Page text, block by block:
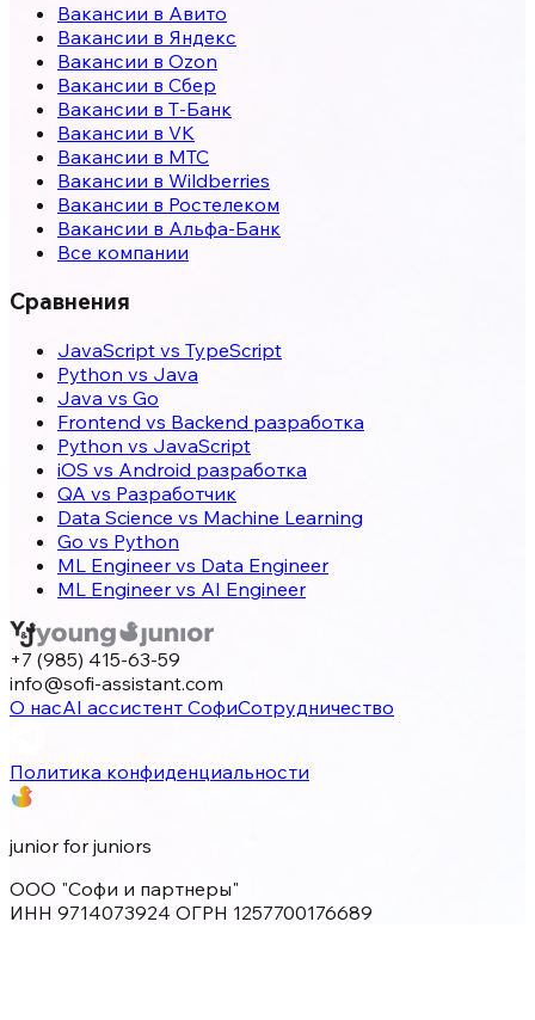
Вакансии в Авито
Вакансии в Яндекс
Вакансии в Ozon
Вакансии в Сбер
Вакансии в Т-Банк
Вакансии в VK
Вакансии в МТС
Вакансии в Wildberries
Вакансии в Ростелеком
Вакансии в Альфа-Банк
Все компании
Сравнения
JavaScript vs TypeScript
Python vs Java
Java vs Go
Frontend vs Backend разработка
Python vs JavaScript
iOS vs Android разработка
QA vs Разработчик
Data Science vs Machine Learning
Go vs Python
ML Engineer vs Data Engineer
ML Engineer vs AI Engineer
+7 (985) 415-63-59
info@sofi-assistant.com
О насAI ассистент СофиСотрудничество
Политика конфиденциальности
junior for juniors
ООО "Софи и партнеры"
ИНН 9714073924 ОГРН 1257700176689